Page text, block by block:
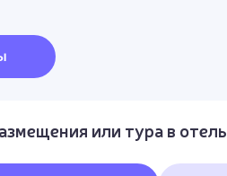
или тура в отель